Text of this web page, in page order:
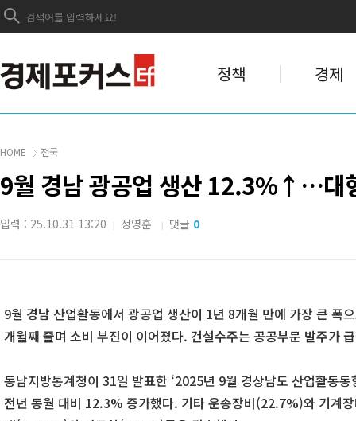
정책 경제
HOME 전국
9월 경남 광공업 생산 12.3%↑…
입력 : 25.10.31 13:20 | 정영훈 | 댓글 0
9월 경남 산업활동에서 광공업 생산이 1년 8개월 만에 가장 큰 폭
개월째 줄며 소비 부진이 이어졌다. 건설수주는 공공부문 발주가
동남지방통계청이 31일 발표한 ‘2025년 9월 경상남도 산업활동
전년 동월 대비 12.3% 증가했다. 기타 운송장비(22.7%)와 기계